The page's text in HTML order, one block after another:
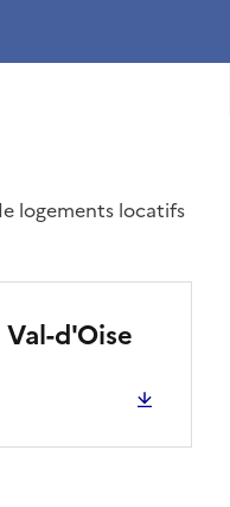
logements locatifs
d'Oise